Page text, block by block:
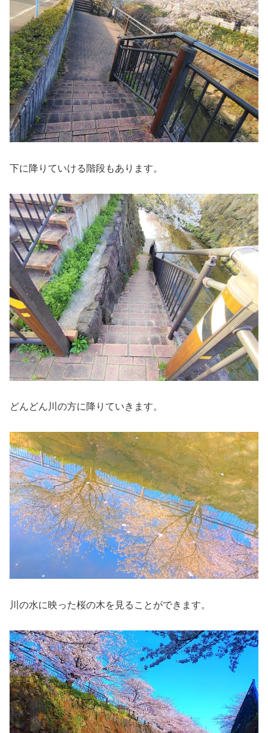
下に降りていける階段もあります。
どんどん川の方に降りていきます。
川の水に映った桜の木を見ることができます。